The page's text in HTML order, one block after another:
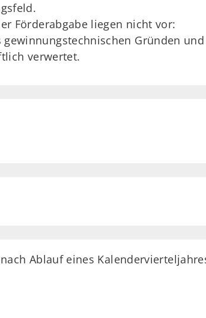
Förderabgabe liegen nicht vor:
Gründen und
verwertet.
Ablauf eines